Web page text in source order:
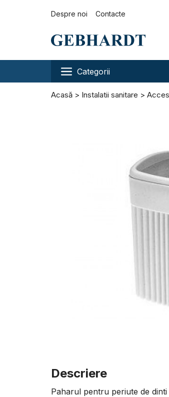
Despre noi Contacte
Categorii
Acasă Instalatii sanitare
Descriere
Paharul pentru periute de